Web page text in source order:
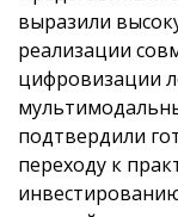
выразили
реализации
цифровизации
подтвердили
переходу к